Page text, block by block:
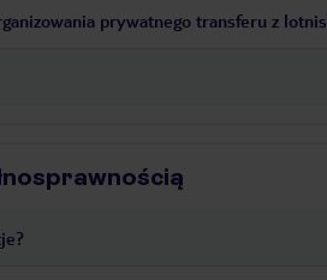
prywatnego transferu z